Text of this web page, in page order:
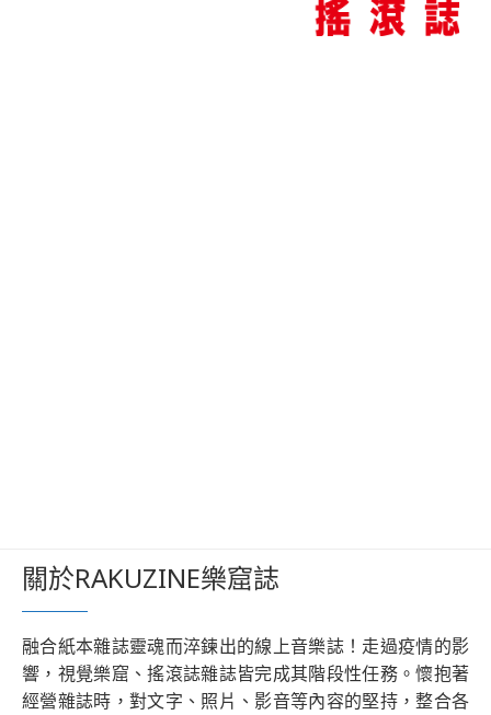
關於RAKUZINE樂窟誌
融合紙本雜誌靈魂而淬鍊出的線上音樂誌！走過疫情的影
響，視覺樂窟、搖滾誌雜誌皆完成其階段性任務。懷抱著
經營雜誌時，對文字、照片、影音等內容的堅持，整合各